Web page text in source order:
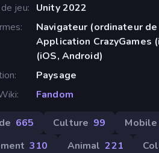
jeu
Unity 2022
Navigateur (ordinateur
Application CrazyGames
(iOS, Android)
Paysage
Fandom
665 Culture 99 Mobile
310 Animal 221